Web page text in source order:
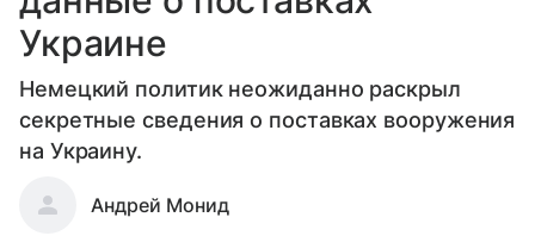
Украине
Немецкий политик неожиданно раскрыл
секретные сведения о поставках вооружения
на Украину.
Андрей Монид